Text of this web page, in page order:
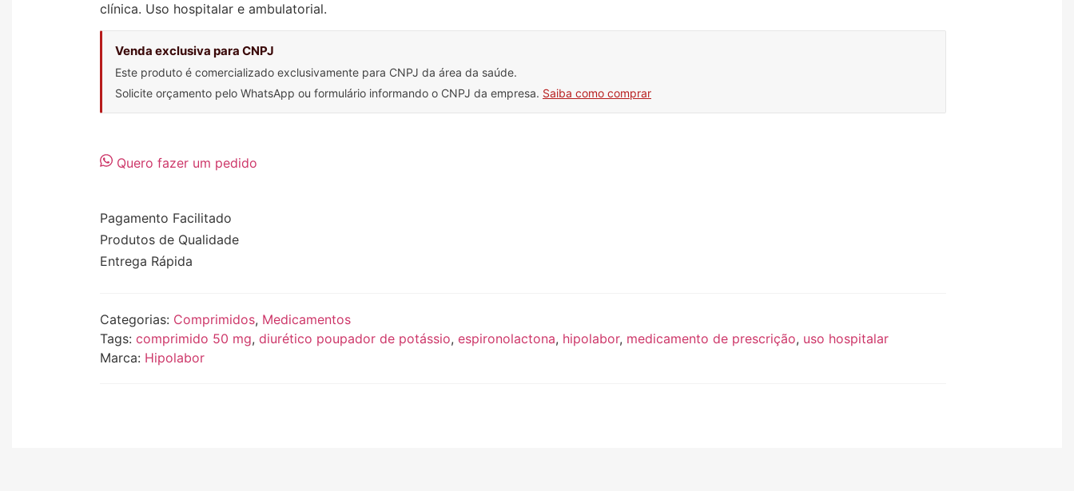
clínica. Uso hospitalar e ambulatorial.
Venda exclusiva para CNPJ
Este produto é comercializado exclusivamente para CNPJ da área da saúde.
Solicite orçamento pelo WhatsApp ou formulário informando o CNPJ da empresa. Saiba como comprar
Quero fazer um pedido
Pagamento Facilitado
Produtos de Qualidade
Entrega Rápida
Categorias: Comprimidos, Medicamentos
Tags: comprimido 50 mg, diurético poupador de potássio, espironolactona, hipolabor, medicamento de prescrição, uso hospitalar
Marca: Hipolabor